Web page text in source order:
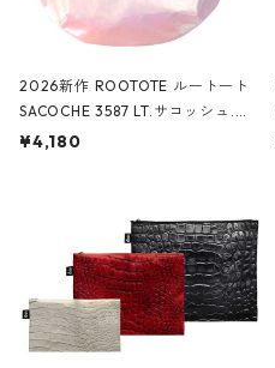
2026新作 ROOTOTE ルートート
SACOCHE 3587 LT.サコッシュ.ル
ミエ-B ショルダーバッグ グロスピ
¥4,180